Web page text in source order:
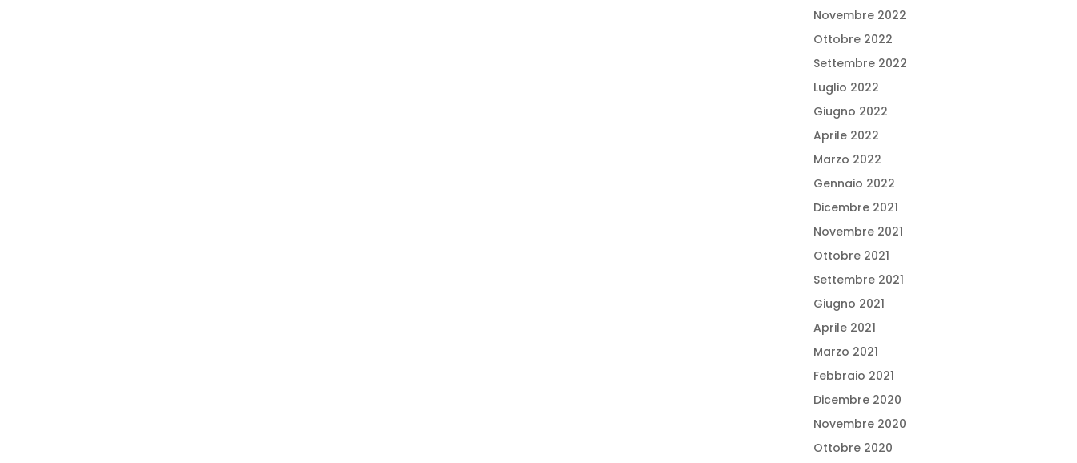
Novembre 2022
Ottobre 2022
Settembre 2022
Luglio 2022
Giugno 2022
Aprile 2022
Marzo 2022
Gennaio 2022
Dicembre 2021
Novembre 2021
Ottobre 2021
Settembre 2021
Giugno 2021
Aprile 2021
Marzo 2021
Febbraio 2021
Dicembre 2020
Novembre 2020
Ottobre 2020